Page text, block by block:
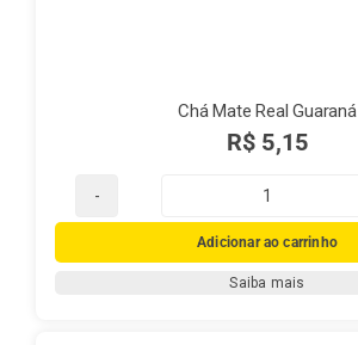
Chá Mate Real Guaraná
R$ 5,15
Chá
Mate
Real
Adicionar ao carrinho
Saiba mais